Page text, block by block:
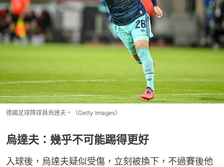
德國足球隊球員烏達夫。（Getty Images）
烏達夫：幾乎不可能踢得更好
入球後，烏達夫疑似受傷，立刻被換下，不過賽後他